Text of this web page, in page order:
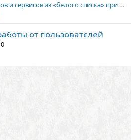
Полный список сайтов и сервисов из «белого списка» при отключении мобильного интернета в России
от пользователей
0